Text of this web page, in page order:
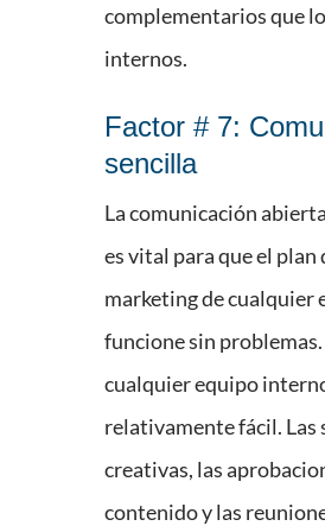
complementarios que
internos.
Factor # 7:
sencilla
La comunicación
es vital para que el plan
marketing de cualquier
funcione sin problemas.
cualquier equipo
relativamente fácil. Las
creativas, las
contenido y las